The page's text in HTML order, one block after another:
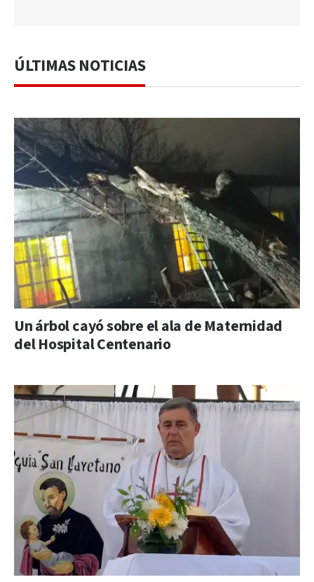
ÚLTIMAS NOTICIAS
Un árbol cayó sobre el ala de Maternidad
del Hospital Centenario